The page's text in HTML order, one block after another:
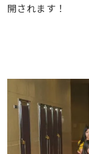
開されます！